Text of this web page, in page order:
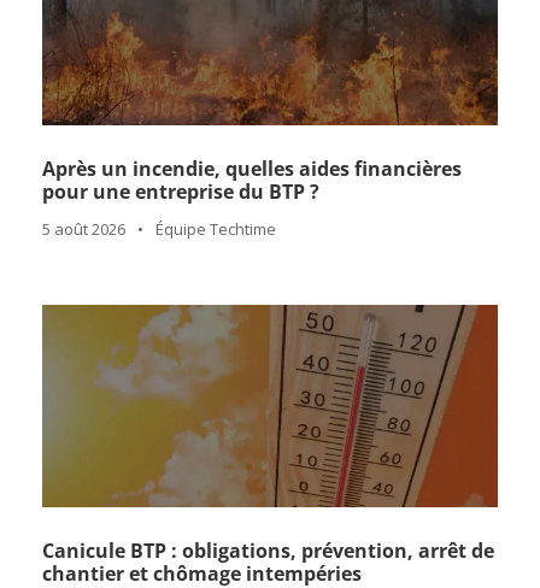
Après un incendie, quelles aides financières
pour une entreprise du BTP ?
5 août 2026 • Équipe Techtime
Canicule BTP : obligations, prévention, arrêt de
chantier et chômage intempéries